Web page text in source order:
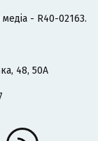
- R40-02163.
48, 50А